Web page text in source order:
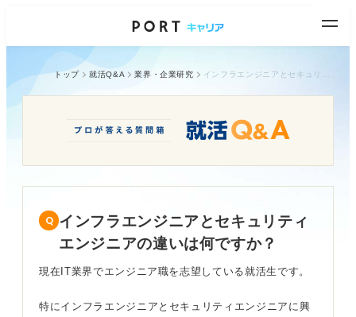
トップ 就活Q&A 業界・企業研究
インフラエンジニアとセキュリティ
エンジニアの違いは何ですか？
現在IT業界でエンジニア職を志望している就活生です。
特にインフラエンジニアとセキュリティエンジニアに興